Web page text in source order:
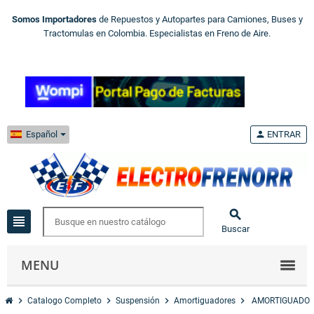
Somos Importadores de Repuestos y Autopartes para Camiones, Buses y
Tractomulas en Colombia. Especialistas en Freno de Aire.
Español
view_headline 
Buscar
person ENTRAR
MENU
chevron_right Catalogo Completo chevron_right Suspensión chevron_right Amortiguadores chevron_right